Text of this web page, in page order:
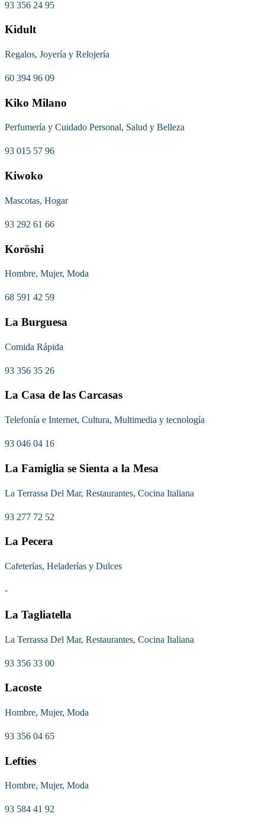
93 356 24 95
Kidult
Regalos, Joyería y Relojería
60 394 96 09
Kiko Milano
Perfumería y Cuidado Personal, Salud y Belleza
93 015 57 96
Kiwoko
Mascotas, Hogar
93 292 61 66
Koröshi
Hombre, Mujer, Moda
68 591 42 59
La Burguesa
Comida Rápida
93 356 35 26
La Casa de las Carcasas
Telefonía e Internet, Cultura, Multimedia y tecnología
93 046 04 16
La Famiglia se Sienta a la Mesa
La Terrassa Del Mar, Restaurantes, Cocina Italiana
93 277 72 52
La Pecera
Cafeterías, Heladerías y Dulces
-
La Tagliatella
La Terrassa Del Mar, Restaurantes, Cocina Italiana
93 356 33 00
Lacoste
Hombre, Mujer, Moda
93 356 04 65
Lefties
Hombre, Mujer, Moda
93 584 41 92